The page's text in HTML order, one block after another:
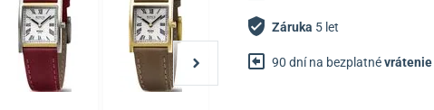
Záruka 5 let
90 dní na bezplatnévrátenie